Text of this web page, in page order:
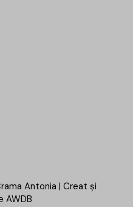
Antonia | Creat și
AWDB